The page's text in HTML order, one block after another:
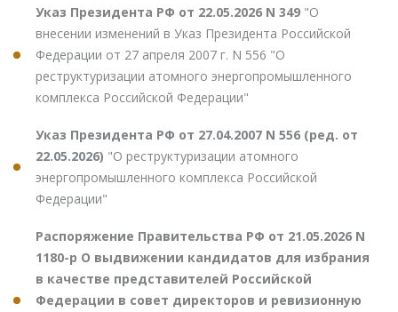
Указ Президента РФ от 22.05.2026 N 349 "О
внесении изменений в Указ Президента Российской
Федерации от 27 апреля 2007 г. N 556 "О
реструктуризации атомного энергопромышленного
комплекса Российской Федерации"
Указ Президента РФ от 27.04.2007 N 556 (ред. от
22.05.2026) "О реструктуризации атомного
энергопромышленного комплекса Российской
Федерации"
Распоряжение Правительства РФ от 21.05.2026 N
1180-р О выдвижении кандидатов для избрания
в качестве представителей Российской
Федерации в совет директоров и ревизионную